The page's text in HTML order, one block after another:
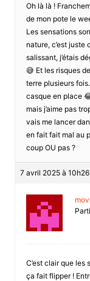
Oh là là !
de mon pote le
Les sensations
nature, c’est juste
salissant, j’étais
😅 Et les risques
terre plusieurs
casque en place
mais j’aime pas
vais me lancer
en fait fait mal au
coup OU pas ?
7 avril 2025 à 10h26
C’est clair que
ça fait flipper !